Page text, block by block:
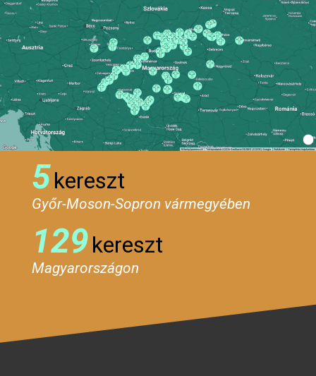
5kereszt
Győr-Moson-Sopron vármegyében
129kereszt
Magyarországon